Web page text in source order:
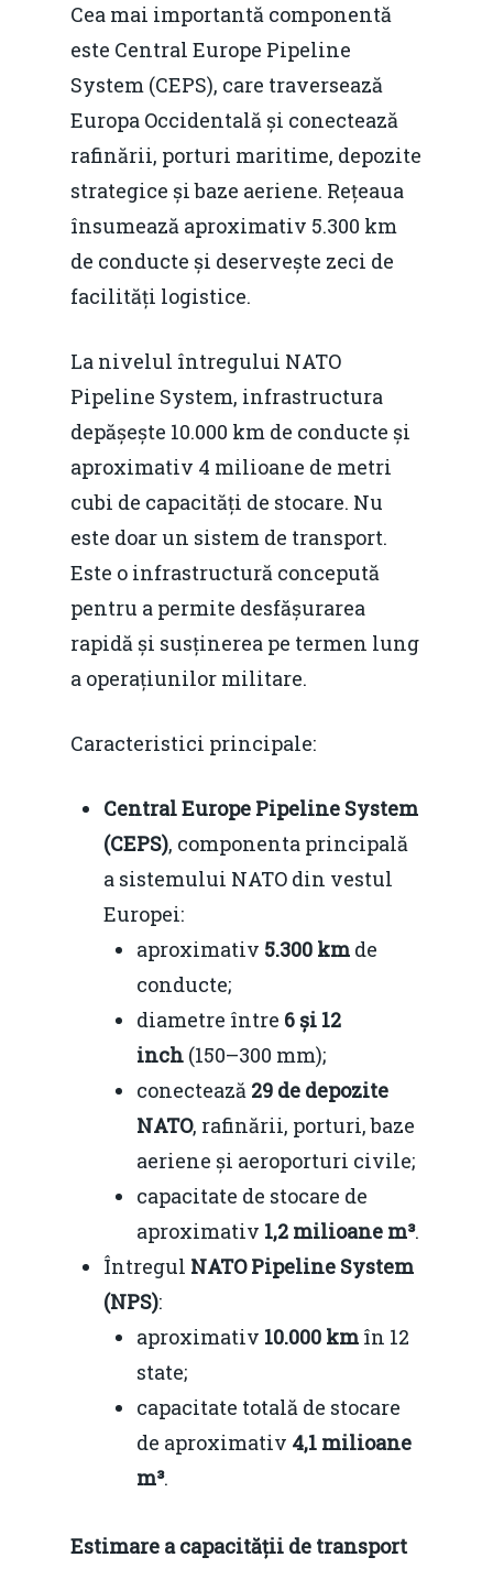
Cea mai importantă componentă
este Central Europe Pipeline
System (CEPS), care traversează
Europa Occidentală și conectează
rafinării, porturi maritime, depozite
strategice și baze aeriene. Rețeaua
însumează aproximativ 5.300 km
de conducte și deservește zeci de
facilități logistice.
La nivelul întregului NATO
Pipeline System, infrastructura
depășește 10.000 km de conducte și
aproximativ 4 milioane de metri
cubi de capacități de stocare. Nu
este doar un sistem de transport.
Este o infrastructură concepută
pentru a permite desfășurarea
rapidă și susținerea pe termen lung
a operațiunilor militare.
Caracteristici principale:
Central Europe Pipeline System
(CEPS), componenta principală
a sistemului NATO din vestul
Europei:
aproximativ 5.300 km de
conducte;
diametre între 6 și 12
inch (150–300 mm);
conectează 29 de depozite
NATO, rafinării, porturi, baze
aeriene și aeroporturi civile;
capacitate de stocare de
aproximativ 1,2 milioane m³.
Întregul NATO Pipeline System
(NPS):
aproximativ 10.000 km în 12
state;
capacitate totală de stocare
de aproximativ 4,1 milioane
m³.
Estimare a capacității de transport